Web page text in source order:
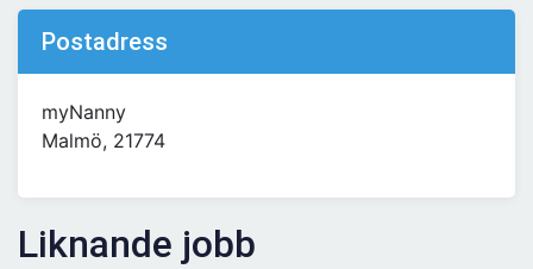
Postadress
myNanny
Malmö, 21774
Liknande jobb